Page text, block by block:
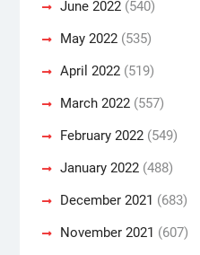
June 2022(540)
May 2022(535)
April 2022(519)
March 2022(557)
February 2022(549)
January 2022(488)
December 2021 (683)
November 2021 (607)